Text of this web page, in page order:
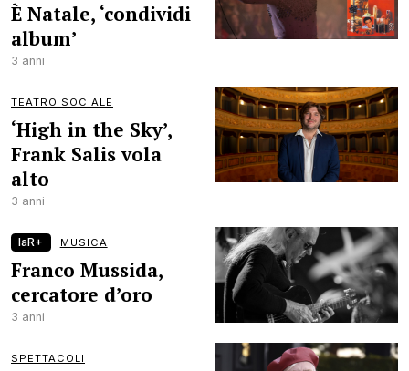
È Natale, ‘condividi
album’
3 anni
TEATRO SOCIALE
‘High in the Sky’,
Frank Salis vola
alto
3 anni
laR+ MUSICA
Franco Mussida,
cercatore d’oro
3 anni
SPETTACOLI